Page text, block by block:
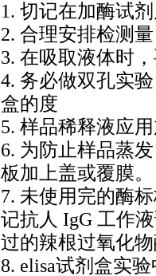
1. 切记在加酶试
2. 合理安排检测
3. 在吸取液体时
4. 务必做双孔实
盒的度
5. 样品稀释液应
6. 为防止样品蒸
板加上盖或覆膜。
7. 未使用完的酶
记抗人 IgG 工作
过的辣根过氧化
8. elisa试剂盒实